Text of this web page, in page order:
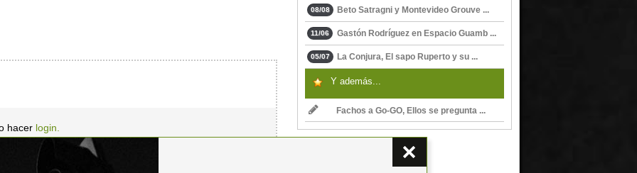
hacer login.
08/08 Beto Satragni y Montevideo Grouve ...
11/06 Gastón Rodríguez en Espacio Guamb ...
05/07 La Conjura, El sapo Ruperto y su ...
Y además...
Fachos a Go-GO, Ellos se pregunta ...